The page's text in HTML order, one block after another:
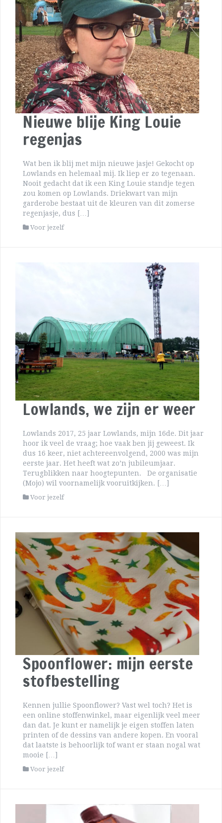
Nieuwe blije King Louie
regenjas
Wat ben ik blij met mijn nieuwe jasje! Gekocht op
Lowlands en helemaal mij. Ik liep er zo tegenaan.
Nooit gedacht dat ik een King Louie standje tegen
zou komen op Lowlands. Driekwart van mijn
garderobe bestaat uit de kleuren van dit zomerse
regenjasje, dus […]
Voor jezelf
Lowlands, we zijn er weer
Lowlands 2017, 25 jaar Lowlands, mijn 16de. Dit jaar
hoor ik veel de vraag; hoe vaak ben jij geweest. Ik
dus 16 keer, niet achtereenvolgend, 2000 was mijn
eerste jaar. Het heeft wat zo’n jubileumjaar.
Terugblikken naar hoogtepunten. De organisatie
(Mojo) wil voornamelijk vooruitkijken. […]
Voor jezelf
Spoonflower: mijn eerste
stofbestelling
Kennen jullie Spoonflower? Vast wel toch? Het is
een online stoffenwinkel, maar eigenlijk veel meer
dan dat. Je kunt er namelijk je eigen stoffen laten
printen of de dessins van andere kopen. En vooral
dat laatste is behoorlijk tof want er staan nogal wat
mooie […]
Voor jezelf